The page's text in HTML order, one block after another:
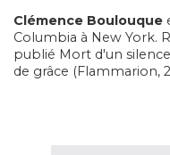
Clémence Boulouque
Columbia à New York.
publié Mort d'un
de grâce (Flammarion,